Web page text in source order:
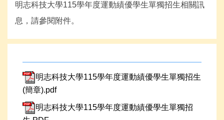
明志科技大學115學年度運動績優學生單獨招生相關訊
息，請參閱附件。
明志科技大學115學年度運動績優學生單獨招生
(簡章).pdf
明志科技大學115學年度運動績優學生單獨招